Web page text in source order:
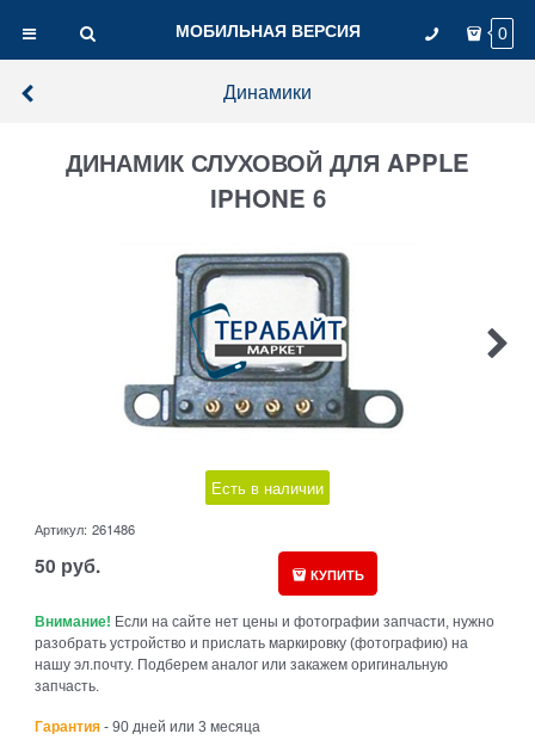
МОБИЛЬНАЯ ВЕРСИЯ 0
Динамики
ДИНАМИК СЛУХОВОЙ ДЛЯ APPLE
IPHONE 6
Есть в наличии
Артикул: 261486
50 руб. КУПИТЬ
Внимание! Если на сайте нет цены и фотографии запчасти, нужно
разобрать устройство и прислать маркировку (фотографию) на
нашу эл.почту. Подберем аналог или закажем оригинальную
запчасть.
Гарантия - 90 дней или 3 месяца